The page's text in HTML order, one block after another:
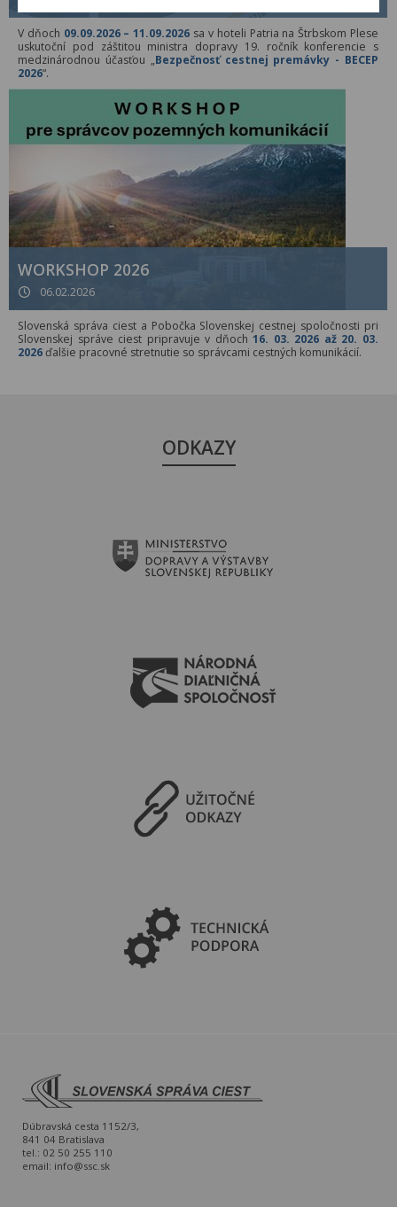
V dňoch 09.09.2026 – 11.09.2026 sa v hoteli Patria na Štrbskom Plese
uskutoční pod záštitou ministra dopravy 19. ročník konferencie s
medzinárodnou účasťou „Bezpečnosť cestnej premávky - BECEP
2026“.
WORKSHOP 2026
06.02.2026
Slovenská správa ciest a Pobočka Slovenskej cestnej spoločnosti pri
Slovenskej správe ciest pripravuje v dňoch16. 03. 2026 až 20. 03.
2026ďalšie pracovné stretnutie so správcami cestných komunikácií.
ODKAZY
Dúbravská cesta 1152/3,
841 04 Bratislava
tel.: 02 50 255 110
email: info@ssc.sk